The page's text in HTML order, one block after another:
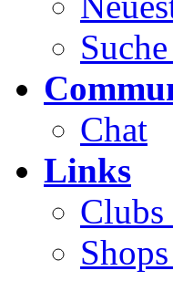
Chat
Links
Clubs